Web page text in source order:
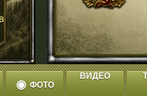
◉ ФОТО
ВИДЕО